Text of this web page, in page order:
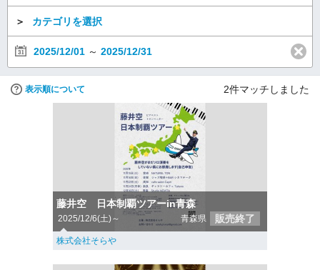
＞ カテゴリを選択
2025/12/01 ～ 2025/12/31
表示順について 2件マッチしました
藤井空 日本制覇ツアーin青森
2025/12/6(土)～ 青森県 販売終了
株式会社そらや